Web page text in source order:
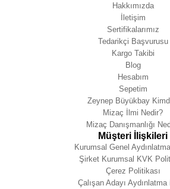
Hakkımızda
İletişim
Sertifikalarımız
Tedarikçi Başvurusu
Kargo Takibi
Blog
Hesabım
Sepetim
Zeynep Büyükbay
Mizaç İlmi Nedir?
Mizaç Danışmanlığı
Müşteri İlişkileri
Kurumsal Genel
Şirket Kurumsal KVK
Çerez Politikası
Çalışan Adayı Aydınlatma